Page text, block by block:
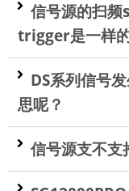
信号源的扫
trigger是一样
DS系列信号
思呢？
信号源支不支